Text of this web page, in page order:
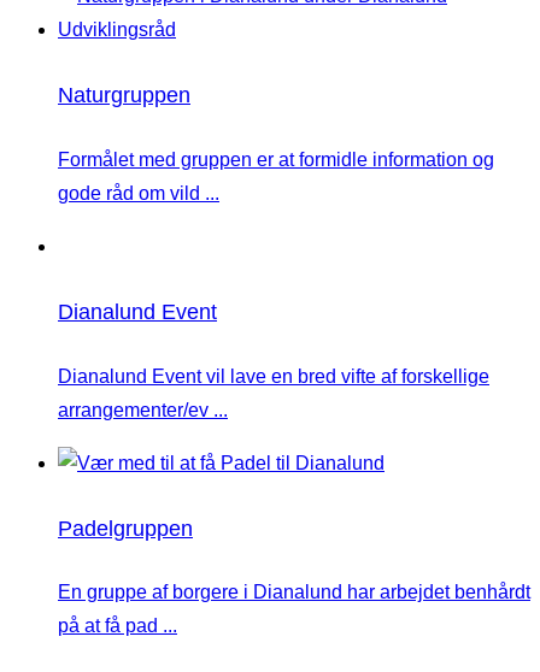
Naturgruppen
Formålet med gruppen er at formidle information og
gode råd om vild ...
Dianalund Event
Dianalund Event vil lave en bred vifte af forskellige
arrangementer/ev ...
Padelgruppen
En gruppe af borgere i Dianalund har arbejdet benhårdt
på at få pad ...